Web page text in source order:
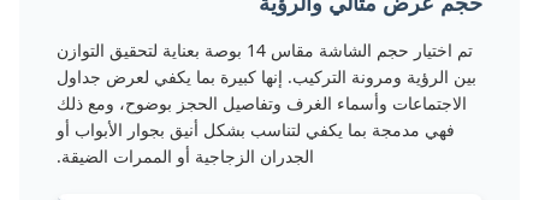
تم اختيار حجم الشاشة مقاس 14 بوصة بعناية لتحقيق التوازن
بين الرؤية ومرونة التركيب. إنها كبيرة بما يكفي لعرض جداول
الاجتماعات وأسماء الغرف وتفاصيل الحجز بوضوح، ومع ذلك
فهي مدمجة بما يكفي لتناسب بشكل أنيق بجوار الأبواب أو
الجدران الزجاجية أو الممرات الضيقة.